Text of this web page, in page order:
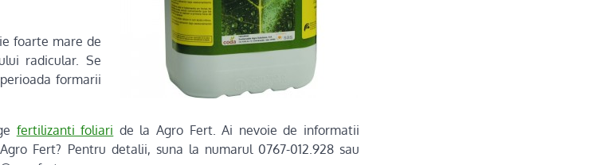
foarte mare de
radicular. Se
formarii
fertilizanti foliari de la Agro Fert. Ai nevoie de informatii
Fert? Pentru detalii, suna la numarul 0767-012.928 sau